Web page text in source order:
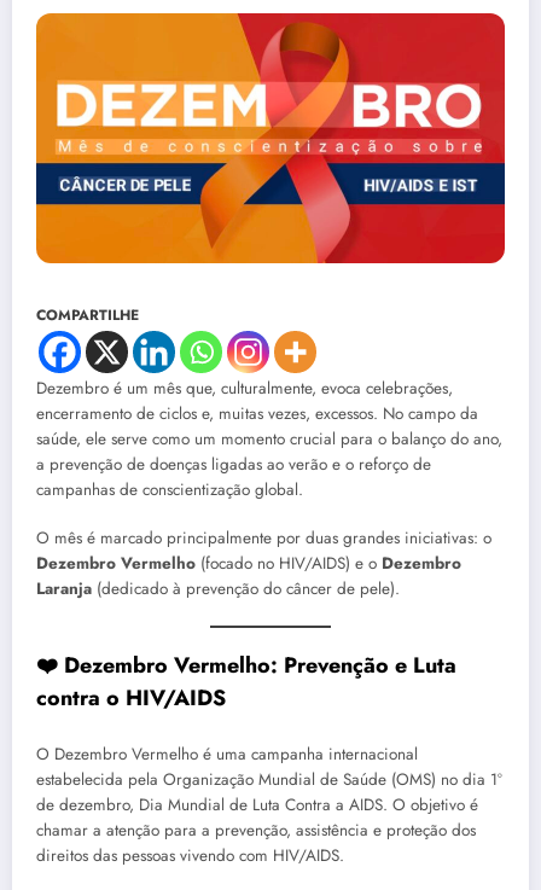
COMPARTILHE
Dezembro é um mês que, culturalmente, evoca celebrações,
encerramento de ciclos e, muitas vezes, excessos. No campo da
saúde, ele serve como um momento crucial para o balanço do ano,
a prevenção de doenças ligadas ao verão e o reforço de
campanhas de conscientização global.
O mês é marcado principalmente por duas grandes iniciativas: o
Dezembro Vermelho (focado no HIV/AIDS) e o Dezembro
Laranja (dedicado à prevenção do câncer de pele).
❤️ Dezembro Vermelho: Prevenção e Luta
contra o HIV/AIDS
O Dezembro Vermelho é uma campanha internacional
estabelecida pela Organização Mundial de Saúde (OMS) no dia 1º
de dezembro, Dia Mundial de Luta Contra a AIDS. O objetivo é
chamar a atenção para a prevenção, assistência e proteção dos
direitos das pessoas vivendo com HIV/AIDS.